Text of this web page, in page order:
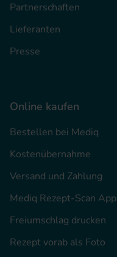
Partnerschaften
Lieferanten
Presse
Online kaufen
Bestellen bei Mediq
Kostenübernahme
Versand und Zahlung
Mediq Rezept-Scan App
Freiumschlag drucken
Rezept vorab als Foto